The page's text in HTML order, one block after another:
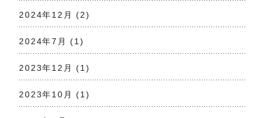
2024年12月 (2)
2024年7月 (1)
2023年12月 (1)
2023年10月 (1)